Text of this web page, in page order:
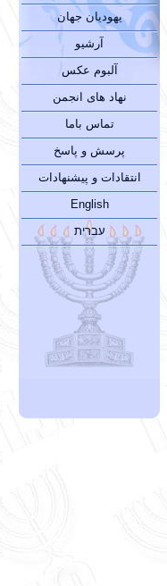
یهودیان جهان
آرشیو
آلبوم عکس
نهاد های انجمن
تماس باما
پرسش و پاسخ
انتقادات و پیشنهادات
English
עברית